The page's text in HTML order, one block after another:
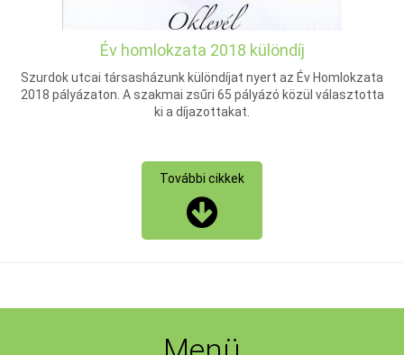
Év homlokzata 2018 különdíj
Szurdok utcai társasházunk különdíjat nyert az Év Homlokzata
2018 pályázaton. A szakmai zsűri 65 pályázó közül választotta
ki a díjazottakat.
További cikkek